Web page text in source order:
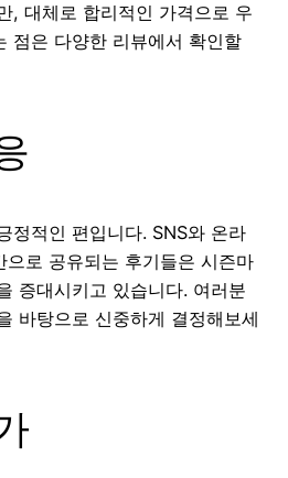
, 대체로 합리적인 가격으로 우
점은 다양한 리뷰에서 확인할
정적인 편입니다. SNS와 온라
으로 공유되는 후기들은 시즌마
증대시키고 있습니다. 여러분
바탕으로 신중하게 결정해보세